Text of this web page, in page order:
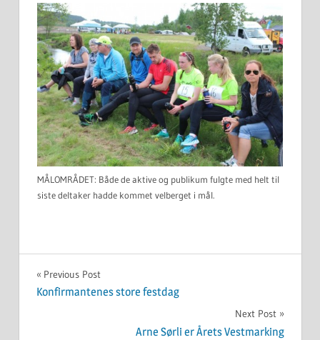
MÅLOMRÅDET: Både de aktive og publikum fulgte med helt til
siste deltaker hadde kommet velberget i mål.
UKATEGORISERT
Innleggsnavigasjon
Previous Post
Konfirmantenes store festdag
Next Post
Arne Sørli er Årets Vestmarking